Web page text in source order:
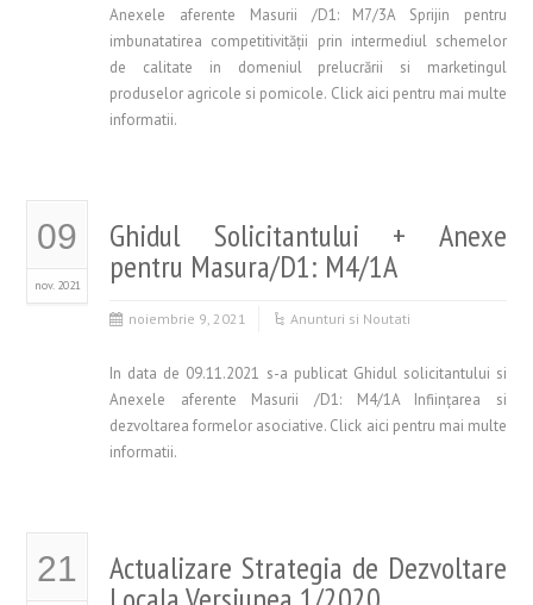
Anexele aferente Masurii /D1: M7/3A Sprijin pentru
imbunatatirea competitivităţii prin intermediul schemelor
de calitate in domeniul prelucrării si marketingul
produselor agricole si pomicole. Click aici pentru mai multe
informatii.
09
nov. 2021
Ghidul Solicitantului + Anexe
pentru Masura/D1: M4/1A
noiembrie 9, 2021 Anunturi si Noutati
In data de 09.11.2021 s-a publicat Ghidul solicitantului si
Anexele aferente Masurii /D1: M4/1A Infiinţarea si
dezvoltarea formelor asociative. Click aici pentru mai multe
informatii.
21 Actualizare Strategia de Dezvoltare